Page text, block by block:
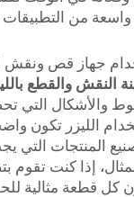
من التطبيقات
جهاز قص ونقش
النقش والقطع
والأشكال التي
الليزر تكون
المنتجات التي
إذا كنت تقوم
كل قطعة مثالية